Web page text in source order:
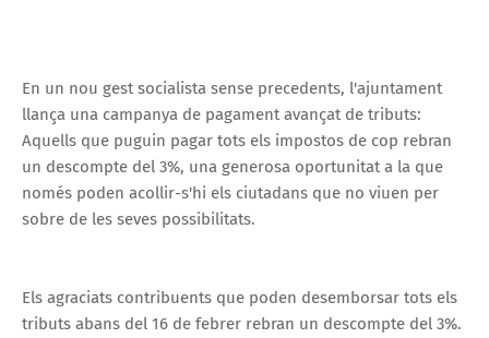
En un nou gest socialista sense precedents, l'ajuntament
llança una campanya de pagament avançat de tributs:
Aquells que puguin pagar tots els impostos de cop rebran
un descompte del 3%, una generosa oportunitat a la que
només poden acollir-s'hi els ciutadans que no viuen per
sobre de les seves possibilitats.
Els agraciats contribuents que poden desemborsar tots els
tributs abans del 16 de febrer rebran un descompte del 3%.